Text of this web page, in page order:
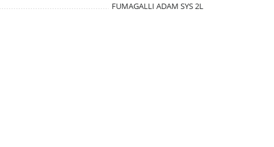
FUMAGALLI ADAM SYS 2L